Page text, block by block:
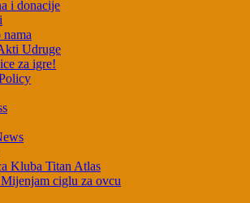
i donacije
Udruge
za igre!
Kluba Titan Atlas
ciglu za ovcu